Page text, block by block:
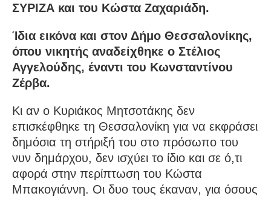
ΣΥΡΙΖΑ και του Κώστα Ζαχαριάδη.
Ίδια εικόνα και στον Δήμο Θεσσαλονίκης,
όπου νικητής αναδείχθηκε ο Στέλιος
Αγγελούδης, έναντι του Κωνσταντίνου
Ζέρβα.
Κι αν ο Κυριάκος Μητσοτάκης δεν
επισκέφθηκε τη Θεσσαλονίκη για να εκφράσει
δημόσια τη στήριξή του στο πρόσωπο του
νυν δημάρχου, δεν ισχύει το ίδιο και σε ό,τι
αφορά στην περίπτωση του Κώστα
Μπακογιάννη. Οι δυο τους έκαναν, για όσους